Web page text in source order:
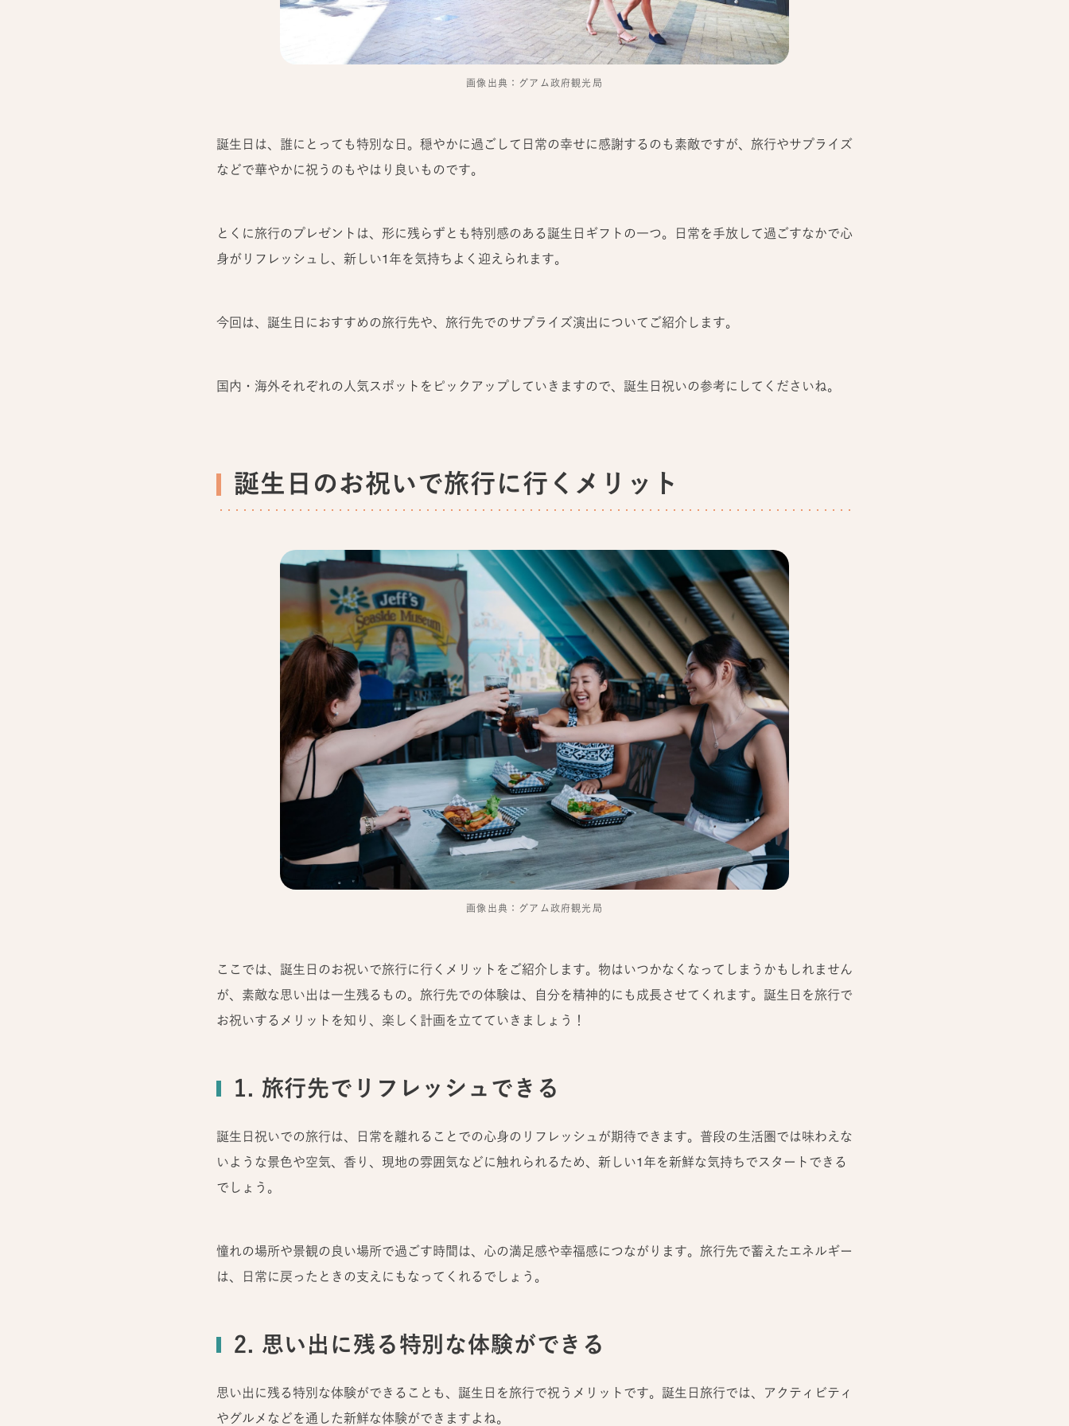
画像出典：グアム政府観光局
誕生日は、誰にとっても特別な日。穏やかに過ごして日常の幸せに感謝するのも素敵ですが、旅行やサプライズ
などで華やかに祝うのもやはり良いものです。
とくに旅行のプレゼントは、形に残らずとも特別感のある誕生日ギフトの一つ。日常を手放して過ごすなかで心
身がリフレッシュし、新しい1年を気持ちよく迎えられます。
今回は、誕生日におすすめの旅行先や、旅行先でのサプライズ演出についてご紹介します。
国内・海外それぞれの人気スポットをピックアップしていきますので、誕生日祝いの参考にしてくださいね。
誕生日のお祝いで旅行に行くメリット
画像出典：グアム政府観光局
ここでは、誕生日のお祝いで旅行に行くメリットをご紹介します。物はいつかなくなってしまうかもしれません
が、素敵な思い出は一生残るもの。旅行先での体験は、自分を精神的にも成長させてくれます。誕生日を旅行で
お祝いするメリットを知り、楽しく計画を立てていきましょう！
1. 旅行先でリフレッシュできる
誕生日祝いでの旅行は、日常を離れることでの心身のリフレッシュが期待できます。普段の生活圏では味わえな
いような景色や空気、香り、現地の雰囲気などに触れられるため、新しい1年を新鮮な気持ちでスタートできる
でしょう。
憧れの場所や景観の良い場所で過ごす時間は、心の満足感や幸福感につながります。旅行先で蓄えたエネルギー
は、日常に戻ったときの支えにもなってくれるでしょう。
2. 思い出に残る特別な体験ができる
思い出に残る特別な体験ができることも、誕生日を旅行で祝うメリットです。誕生日旅行では、アクティビティ
やグルメなどを通した新鮮な体験ができますよね。